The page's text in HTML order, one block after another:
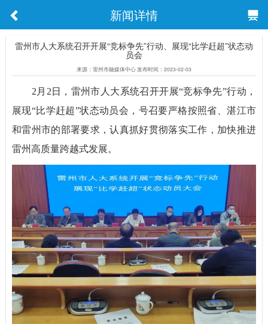
新闻详情
雷州市人大系统召开开展“竞标争先”行动、展现“比学赶超”状态动
员会
来源：雷州市融媒体中心 发布时间：2023-02-03
2月2日，雷州市人大系统召开开展“竞标争先”行动，
展现“比学赶超”状态动员会，号召要严格按照省、湛江市
和雷州市的部署要求，认真抓好贯彻落实工作，加快推进
雷州高质量跨越式发展。